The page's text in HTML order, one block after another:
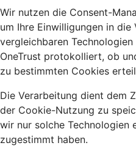
Wir nutzen die Consent-
um Ihre Einwilligungen in
vergleichbaren
OneTrust protokolliert, ob
zu bestimmten Cookies
Die Verarbeitung dient dem
der Cookie-Nutzung zu
wir nur solche Technologien
zugestimmt haben.